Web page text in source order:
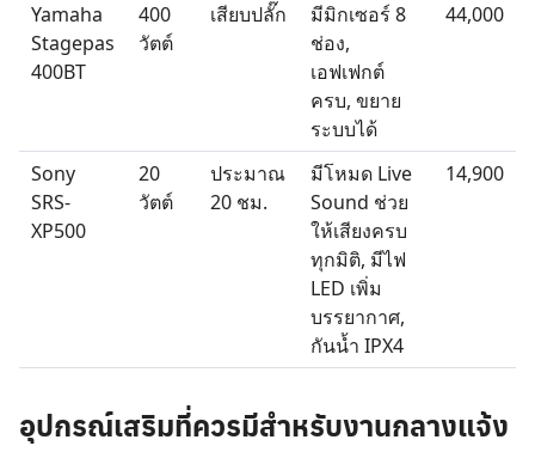
Yamaha
Stagepas
400BT
400
วัตต์
เสียบปลั๊ก
มีมิกเซอร์ 8
ช่อง,
เอฟเฟกต์
ครบ, ขยาย
ระบบได้
44,000
Sony
SRS-
XP500
20
วัตต์
ประมาณ
20 ชม.
มีโหมด Live
Sound ช่วย
ให้เสียงครบ
ทุกมิติ, มีไฟ
LED เพิ่ม
บรรยากาศ,
กันน้ำ IPX4
14,900
อุปกรณ์เสริมที่ควรมีสำหรับงานกลางแจ้ง